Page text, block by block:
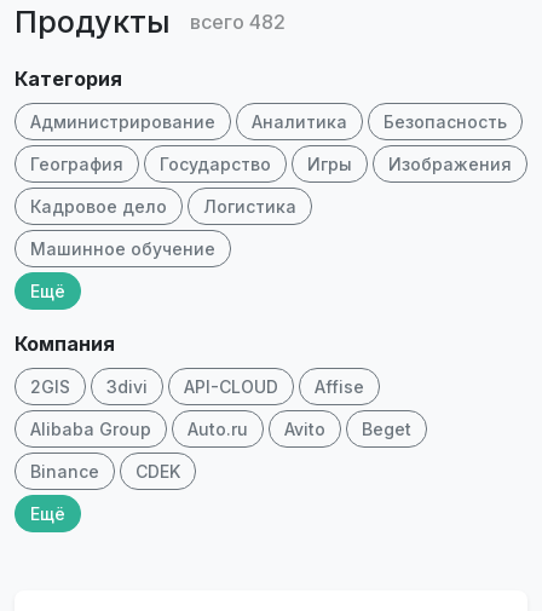
Продукты всего 482
Категория
Администрирование Аналитика Безопасность
География Государство Игры Изображения
Кадровое дело Логистика
Машинное обучение
Ещё
Компания
2GIS 3divi API-CLOUD Affise
Alibaba Group Auto.ru Avito Beget
Binance CDEK
Ещё